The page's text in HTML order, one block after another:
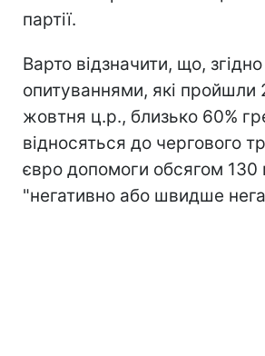
партії.
Варто відзначити, що, згідно
опитуваннями, які пройшли
жовтня ц.р., близько 60%
відносяться до чергового
євро допомоги обсягом
"негативно або швидше